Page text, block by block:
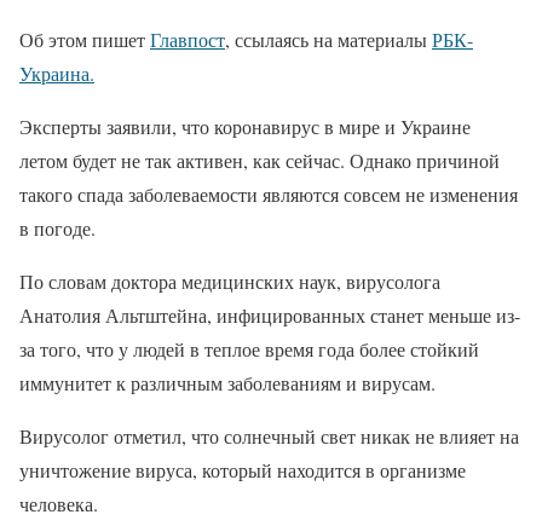
Об этом пишетГлавпост, ссылаясь на материалыРБК-
Украина.
Эксперты заявили, что коронавирус в мире и Украине
летом будет не так активен, как сейчас. Однако причиной
такого спада заболеваемости являются совсем не изменения
в погоде.
По словам доктора медицинских наук, вирусолога
Анатолия Альтштейна, инфицированных станет меньше из-
за того, что у людей в теплое время года более стойкий
иммунитет к различным заболеваниям и вирусам.
Вирусолог отметил, что солнечный свет никак не влияет на
уничтожение вируса, который находится в организме
человека.